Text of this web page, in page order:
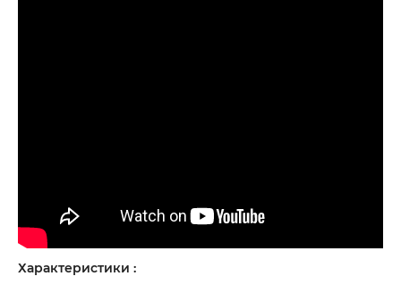
Характеристики :